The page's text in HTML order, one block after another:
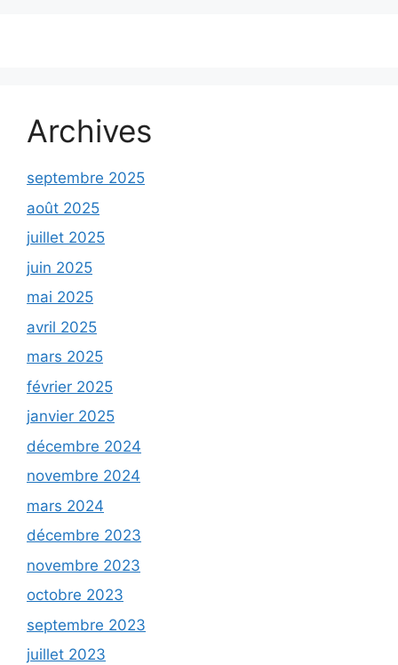
Archives
septembre 2025
août 2025
juillet 2025
juin 2025
mai 2025
avril 2025
mars 2025
février 2025
janvier 2025
décembre 2024
novembre 2024
mars 2024
décembre 2023
novembre 2023
octobre 2023
septembre 2023
juillet 2023